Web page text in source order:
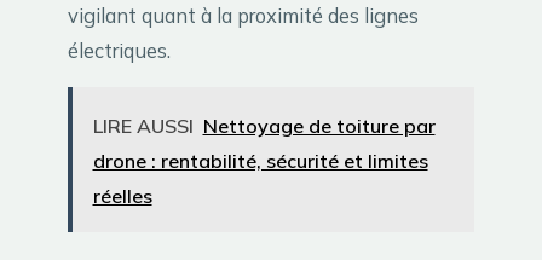
vigilant quant à la proximité des lignes
électriques.
LIRE AUSSI Nettoyage de toiture par
drone : rentabilité, sécurité et limites
réelles